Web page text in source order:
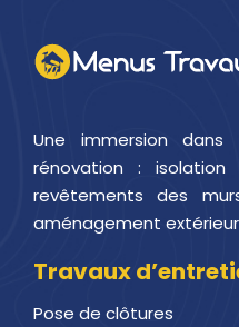
Une immersion dans
rénovation : isolation
revêtements des
aménagement
Travaux
Pose de clôtures